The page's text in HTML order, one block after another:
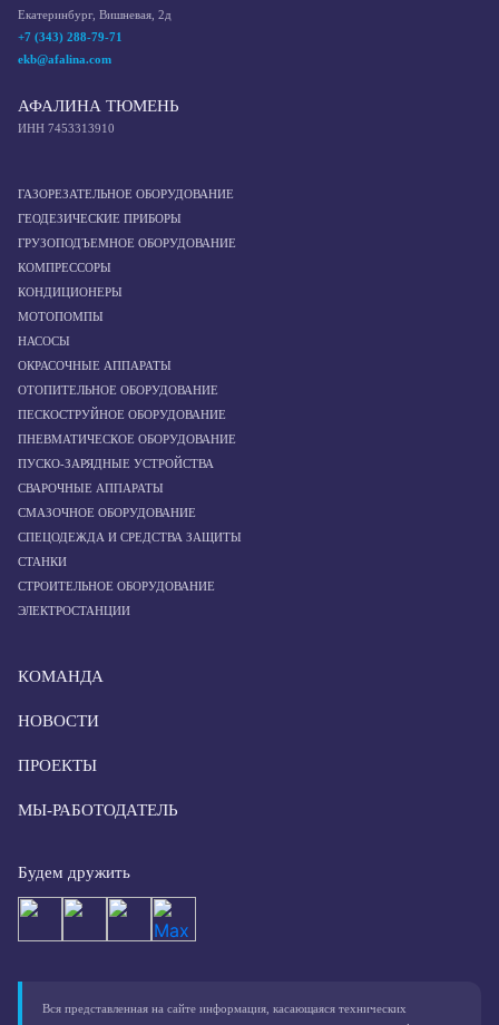
Екатеринбург, Вишневая, 2д
+7 (343) 288-79-71
ekb@afalina.com
АФАЛИНА ТЮМЕНЬ
ИНН 7453313910
ГАЗОРЕЗАТЕЛЬНОЕ ОБОРУДОВАНИЕ
ГЕОДЕЗИЧЕСКИЕ ПРИБОРЫ
ГРУЗОПОДЪЕМНОЕ ОБОРУДОВАНИЕ
КОМПРЕССОРЫ
КОНДИЦИОНЕРЫ
МОТОПОМПЫ
НАСОСЫ
ОКРАСОЧНЫЕ АППАРАТЫ
ОТОПИТЕЛЬНОЕ ОБОРУДОВАНИЕ
ПЕСКОСТРУЙНОЕ ОБОРУДОВАНИЕ
ПНЕВМАТИЧЕСКОЕ ОБОРУДОВАНИЕ
ПУСКО-ЗАРЯДНЫЕ УСТРОЙСТВА
СВАРОЧНЫЕ АППАРАТЫ
СМАЗОЧНОЕ ОБОРУДОВАНИЕ
СПЕЦОДЕЖДА И СРЕДСТВА ЗАЩИТЫ
СТАНКИ
СТРОИТЕЛЬНОЕ ОБОРУДОВАНИЕ
ЭЛЕКТРОСТАНЦИИ
КОМАНДА
НОВОСТИ
ПРОЕКТЫ
МЫ-РАБОТОДАТЕЛЬ
Будем дружить
Вся представленная на сайте информация, касающаяся технических